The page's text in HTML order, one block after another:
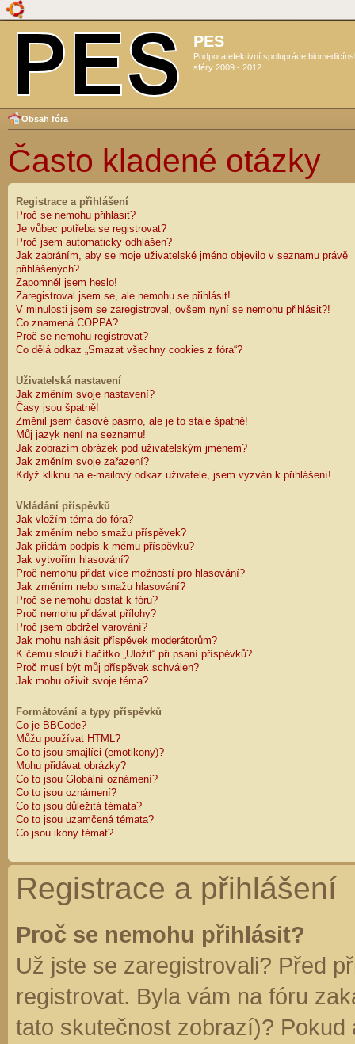
PES
Podpora efektivní spolupráce
sféry 2009 - 2012
Obsah fóra
Často kladené otázky
Registrace a přihlášení
Proč se nemohu přihlásit?
Je vůbec potřeba se registrovat?
Proč jsem automaticky odhlášen?
Jak zabráním, aby se moje uživatelské jméno objevilo v seznamu právě
přihlášených?
Zapomněl jsem heslo!
Zaregistroval jsem se, ale nemohu se přihlásit!
V minulosti jsem se zaregistroval, ovšem nyní se nemohu přihlásit?!
Co znamená COPPA?
Proč se nemohu registrovat?
Co dělá odkaz „Smazat všechny cookies z fóra“?
Uživatelská nastavení
Jak změním svoje nastavení?
Časy jsou špatně!
Změnil jsem časové pásmo, ale je to stále špatně!
Můj jazyk není na seznamu!
Jak zobrazím obrázek pod uživatelským jménem?
Jak změním svoje zařazení?
Když kliknu na e-mailový odkaz uživatele, jsem vyzván k přihlášení!
Vkládání příspěvků
Jak vložím téma do fóra?
Jak změním nebo smažu příspěvek?
Jak přidám podpis k mému příspěvku?
Jak vytvořím hlasování?
Proč nemohu přidat více možností pro hlasování?
Jak změním nebo smažu hlasování?
Proč se nemohu dostat k fóru?
Proč nemohu přidávat přílohy?
Proč jsem obdržel varování?
Jak mohu nahlásit příspěvek moderátorům?
K čemu slouží tlačítko „Uložit“ při psaní příspěvků?
Proč musí být můj příspěvek schválen?
Jak mohu oživit svoje téma?
Formátování a typy příspěvků
Co je BBCode?
Můžu používat HTML?
Co to jsou smajlíci (emotikony)?
Mohu přidávat obrázky?
Co to jsou Globální oznámení?
Co to jsou oznámení?
Co to jsou důležitá témata?
Co to jsou uzamčená témata?
Co jsou ikony témat?
Registrace a přihlášení
Proč se nemohu přihlásit?
Už jste se zaregistrovali? Před
registrovat. Byla vám na fóru
tato skutečnost zobrazí)?